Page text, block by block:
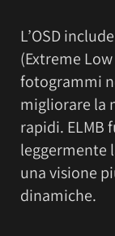
L’OSD
(Extreme
fotogrammi
migliorare la
rapidi. ELMB
leggermente
una visione
dinamiche.